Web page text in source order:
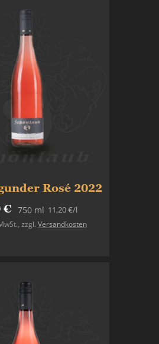
Rosé 2022
€ 750 ml
, zzgl. Versandkosten
11,20 €/l